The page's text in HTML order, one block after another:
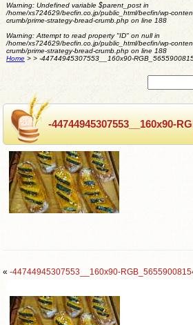
Warning: Undefined variable $parent_post in
/home/xs724629/becfin.co.jp/public_html/becfin/wp-
crumb/prime-strategy-bread-crumb.phpon line 188
Warning: Attempt to read property "ID" on null in
/home/xs724629/becfin.co.jp/public_html/becfin/wp-
crumb/prime-strategy-bread-crumb.phpon line 188
Home> > -44744945307553__160x90-
-44744945307553__160x90-
«-44744945307553__160x90-